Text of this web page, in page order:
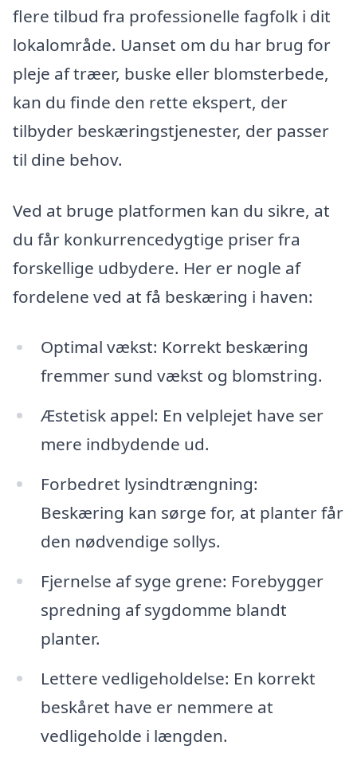
flere tilbud fra professionelle fagfolk i dit
lokalområde. Uanset om du har brug for
pleje af træer, buske eller blomsterbede,
kan du finde den rette ekspert, der
tilbyder beskæringstjenester, der passer
til dine behov.
Ved at bruge platformen kan du sikre, at
du får konkurrencedygtige priser fra
forskellige udbydere. Her er nogle af
fordelene ved at få beskæring i haven:
Optimal vækst: Korrekt beskæring
fremmer sund vækst og blomstring.
Æstetisk appel: En velplejet have ser
mere indbydende ud.
Forbedret lysindtrængning:
Beskæring kan sørge for, at planter får
den nødvendige sollys.
Fjernelse af syge grene: Forebygger
spredning af sygdomme blandt
planter.
Lettere vedligeholdelse: En korrekt
beskåret have er nemmere at
vedligeholde i længden.